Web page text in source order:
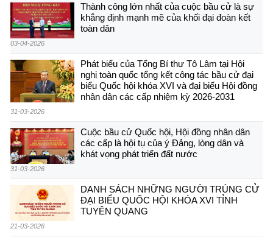
Thành công lớn nhất của cuộc bầu cử là sự
khẳng định mạnh mẽ của khối đại đoàn kết
toàn dân
03-04-2026
Phát biểu của Tổng Bí thư Tô Lâm tại Hội
nghị toàn quốc tổng kết công tác bầu cử đại
biểu Quốc hội khóa XVI và đại biểu Hội đồng
nhân dân các cấp nhiệm kỳ 2026-2031
31-03-2026
Cuộc bầu cử Quốc hội, Hội đồng nhân dân
các cấp là hội tụ của ý Đảng, lòng dân và
khát vọng phát triển đất nước
31-03-2026
DANH SÁCH NHỮNG NGƯỜI TRÚNG CỬ
ĐẠI BIỂU QUỐC HỘI KHÓA XVI TỈNH
TUYÊN QUANG
21-03-2026